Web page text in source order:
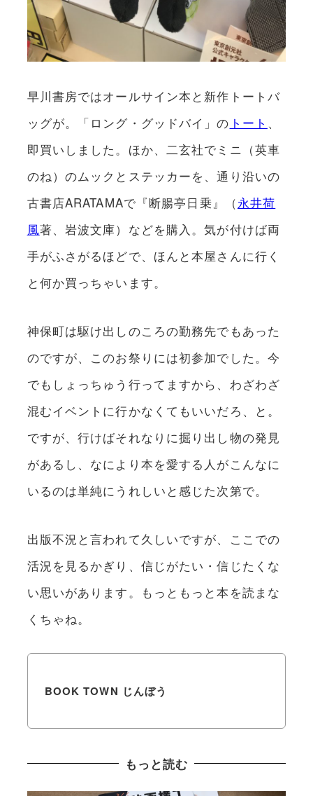
早川書房ではオールサイン本と新作トートバ
ッグが。「ロング・グッドバイ」の トート 、
即買いしました。ほか、二玄社でミニ（英車
のね）のムックとステッカーを、通り沿いの
古書店ARATAMAで『断腸亭日乗』（永井荷
風著、岩波文庫）などを購入。気が付けば両
手がふさがるほどで、ほんと本屋さんに行く
と何か買っちゃいます。
神保町は駆け出しのころの勤務先でもあった
のですが、このお祭りには初参加でした。今
でもしょっちゅう行ってますから、わざわざ
混むイベントに行かなくてもいいだろ、と。
ですが、行けばそれなりに掘り出し物の発見
があるし、なにより本を愛する人がこんなに
いるのは単純にうれしいと感じた次第で。
出版不況と言われて久しいですが、ここでの
活況を見るかぎり、信じがたい・信じたくな
い思いがあります。もっともっと本を読まな
くちゃね。
BOOK TOWN じんぼう
もっと読む